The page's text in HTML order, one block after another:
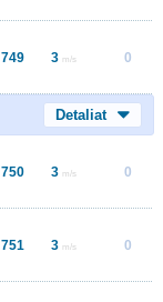
749 3 m/s 0
Detaliat
750 3 m/s 0
751 3 m/s 0